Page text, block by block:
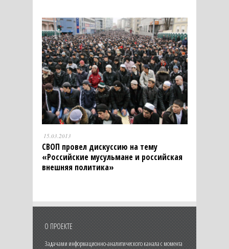
15.03.2013
СВОП провел дискуссию на тему
«Российские мусульмане и российская
внешняя политика»
О ПРОЕКТЕ
Задачами информационно-аналитического канала с момента